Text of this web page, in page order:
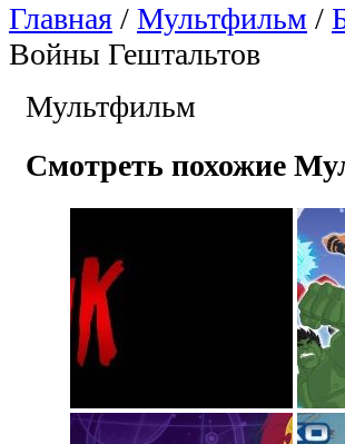
Главная / Мультфильм /
Войны Гештальтов
Мультфильм
Смотреть похожие